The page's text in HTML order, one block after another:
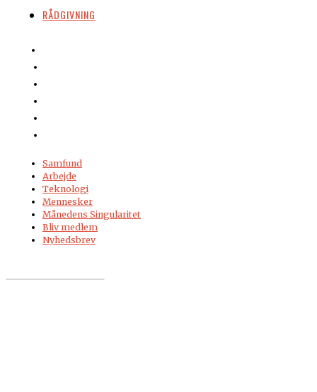
RÅDGIVNING
Samfund
Arbejde
Teknologi
Mennesker
Månedens Singularitet
Bliv medlem
Nyhedsbrev